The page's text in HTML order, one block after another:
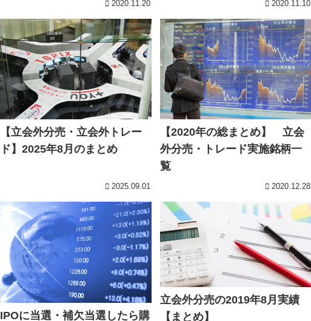
2020.11.20 2020.11.10
【立会外分売・立会外トレー
ド】2025年8月のまとめ
2025.09.01
【2020年の総まとめ】 立会
外分売・トレード実施銘柄一
覧
2020.12.28
IPOに当選・補欠当選したら購
立会外分売の2019年8月実績
【まとめ】